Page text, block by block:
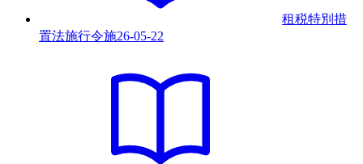
租税特別措
置法施行令施26-05-22